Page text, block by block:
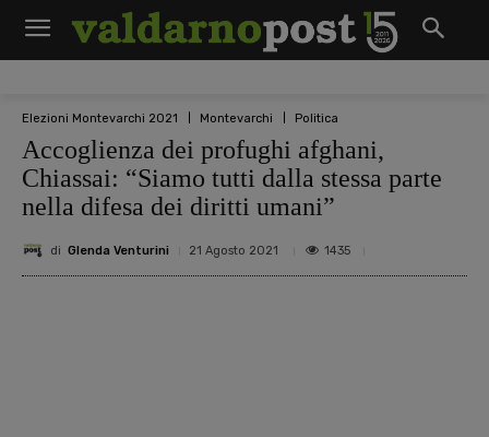
Elezioni Montevarchi 2021 Montevarchi Politica
Accoglienza dei profughi afghani,
Chiassai: “Siamo tutti dalla stessa parte
nella difesa dei diritti umani”
di Glenda Venturini 21 Agosto 2021 1435